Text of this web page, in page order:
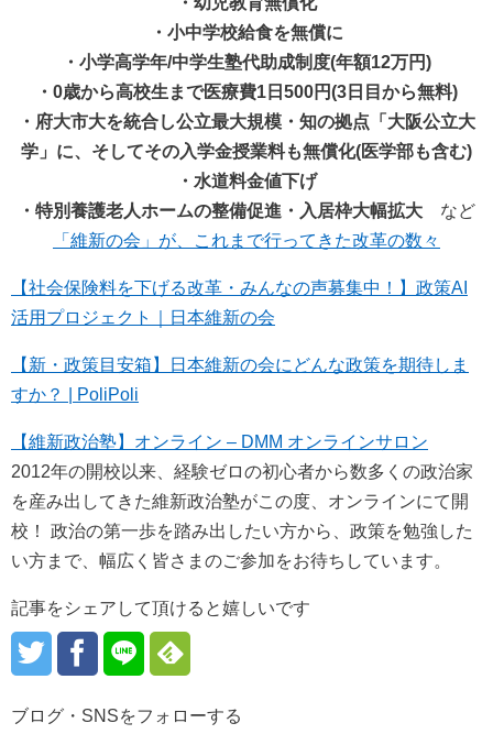
・小中学校給食を無償に
・小学高学年/中学生塾代助成制度(年額12万円)
・0歳から高校生まで医療費1日500円(3日目から無料)
・府大市大を統合し公立最大規模・知の拠点「大阪公立大
学」に、そしてその入学金授業料も無償化(医学部も含む)
・水道料金値下げ
・特別養護老人ホームの整備促進・入居枠大幅拡大 など
「維新の会」が、これまで行ってきた改革の数々
【社会保険料を下げる改革・みんなの声募集中！】政策AI
活用プロジェクト｜日本維新の会
【新・政策目安箱】日本維新の会にどんな政策を期待しま
すか？ | PoliPoli
【維新政治塾】オンライン – DMM オンラインサロン
2012年の開校以来、経験ゼロの初心者から数多くの政治家
を産み出してきた維新政治塾がこの度、オンラインにて開
校！ 政治の第一歩を踏み出したい方から、政策を勉強した
い方まで、幅広く皆さまのご参加をお待ちしています。
記事をシェアして頂けると嬉しいです
ブログ・SNSをフォローする